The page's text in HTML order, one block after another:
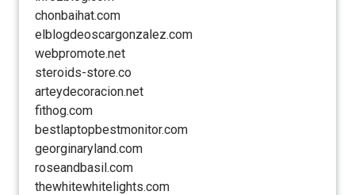
chonbaihat.com
elblogdeoscargonzalez.com
webpromote.net
steroids-store.co
arteydecoracion.net
fithog.com
bestlaptopbestmonitor.com
georginaryland.com
roseandbasil.com
thewhitewhitelights.com